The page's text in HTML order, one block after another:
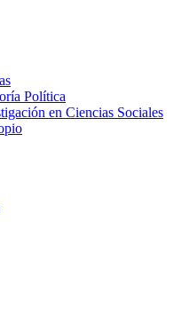
Política
en Ciencias Sociales